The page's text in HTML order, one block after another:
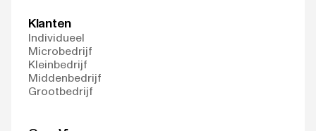
Klanten
Individueel
Microbedrijf
Kleinbedrijf
Middenbedrijf
Grootbedrijf